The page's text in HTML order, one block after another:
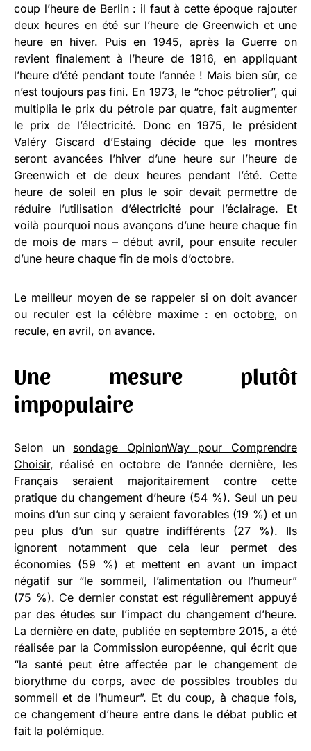
coup l’heure de Berlin : il faut à cette époque rajouter
deux heures en été sur l’heure de Greenwich et une
heure en hiver. Puis en 1945, après la Guerre on
revient finalement à l’heure de 1916, en appliquant
l’heure d’été pendant toute l’année ! Mais bien sûr, ce
n’est toujours pas fini. En 1973, le “choc pétrolier”, qui
multiplia le prix du pétrole par quatre, fait augmenter
le prix de l’électricité. Donc en 1975, le président
Valéry Giscard d’Estaing décide que les montres
seront avancées l’hiver d’une heure sur l’heure de
Greenwich et de deux heures pendant l’été. Cette
heure de soleil en plus le soir devait permettre de
réduire l’utilisation d’électricité pour l’éclairage. Et
voilà pourquoi nous avançons d’une heure chaque fin
de mois de mars – début avril, pour ensuite reculer
d’une heure chaque fin de mois d’octobre.
Le meilleur moyen de se rappeler si on doit avancer
ou reculer est la célèbre maxime : en octobre, on
recule, en avril, on avance.
Une mesure plutôt
impopulaire
Selon un sondage OpinionWay pour Comprendre
Choisir, réalisé en octobre de l’année dernière, les
Français seraient majoritairement contre cette
pratique du changement d’heure (54 %). Seul un peu
moins d’un sur cinq y seraient favorables (19 %) et un
peu plus d’un sur quatre indifférents (27 %). Ils
ignorent notamment que cela leur permet des
économies (59 %) et mettent en avant un impact
négatif sur “le sommeil, l’alimentation ou l’humeur”
(75 %). Ce dernier constat est régulièrement appuyé
par des études sur l’impact du changement d’heure.
La dernière en date, publiée en septembre 2015, a été
réalisée par la Commission européenne, qui écrit que
“la santé peut être affectée par le changement de
biorythme du corps, avec de possibles troubles du
sommeil et de l’humeur”. Et du coup, à chaque fois,
ce changement d’heure entre dans le débat public et
fait la polémique.